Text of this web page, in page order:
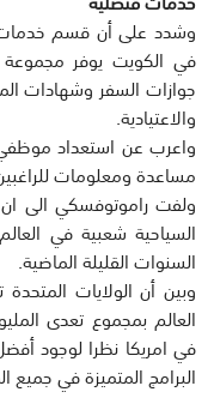
وشدد على أن قسم خدمات
في الكويت يوفر
جوازات السفر وشهادات
والاعتيادية.
واعرب عن استعداد موظفي
مساعدة ومعلومات
ولفت راموتوفسكي الى ان
السنوات القليلة الماضية.
وبين أن الولايات
العالم بمجموع تعدى
في امريكا نظرا لوجود
البرامج المتميزة في جميع